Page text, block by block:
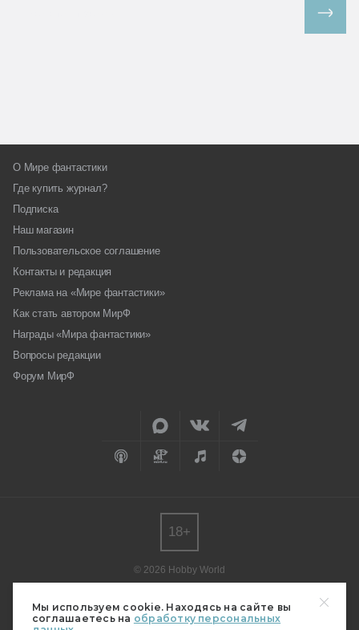
Мы используем cookie. Находясь на сайте вы
соглашаетесь на обработку персональных
О Мире фантастики
Где купить журнал?
Подписка
Наш магазин
Пользовательское соглашение
Контакты и редакция
Реклама на «Мире фантастики»
Как стать автором МирФ
Награды «Мира фантастики»
Вопросы редакции
Форум МирФ
© 2026 Hobby World
редакции.
Мнение авторов может не совпадать с мнением редакции.
18+